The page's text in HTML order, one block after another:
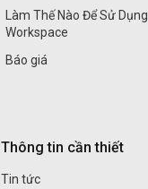
Làm Thế Nào Để Sử
Workspace
Báo giá
Thông tin cần thiết
Tin tức